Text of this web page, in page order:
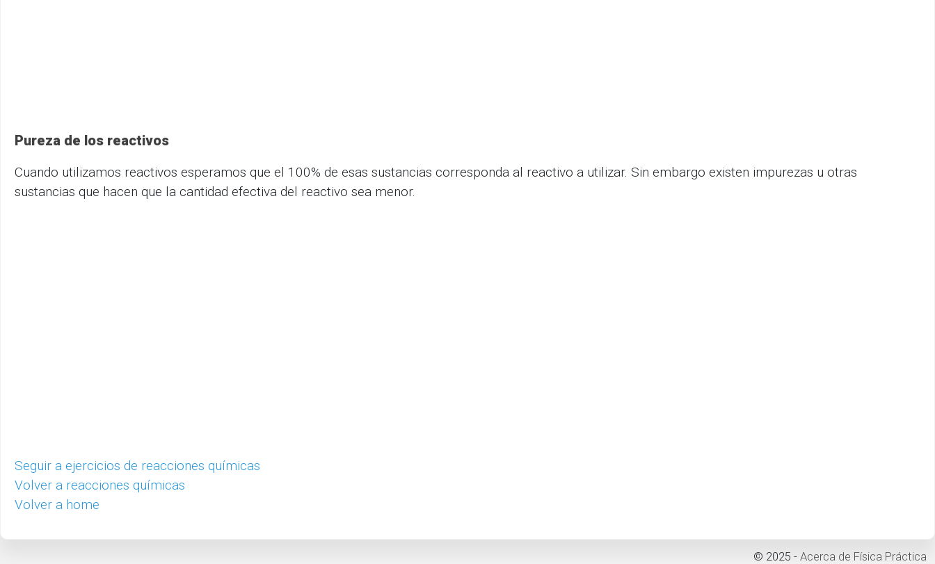
Pureza de los reactivos
Cuando utilizamos reactivos esperamos que el 100% de esas sustancias corresponda al reactivo a utilizar. Sin embargo existen impurezas u otras
sustancias que hacen que la cantidad efectiva del reactivo sea menor.
Seguir a ejercicios de reacciones químicas
Volver a reacciones químicas
Volver a home
© 2025 - Acerca de Física Práctica